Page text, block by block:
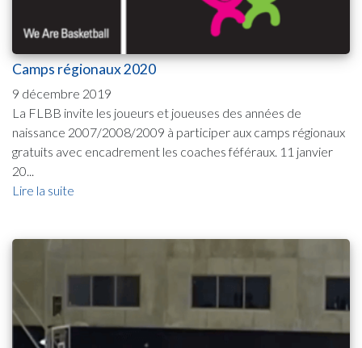
Camps régionaux 2020
9 décembre 2019
La FLBB invite les joueurs et joueuses des années de
naissance 2007/2008/2009 à participer aux camps régionaux
gratuits avec encadrement les coaches féféraux. 11 janvier
20...
Lire la suite